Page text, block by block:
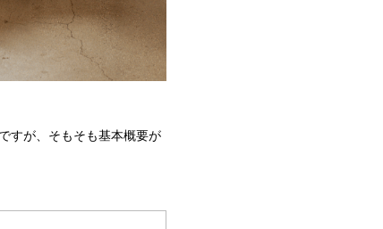
すが、そもそも基本概要が